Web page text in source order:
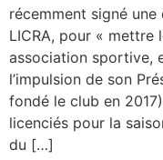
récemment signé
LICRA, pour « mettre
association sportive,
l’impulsion de son
fondé le club en
licenciés pour la
du […]